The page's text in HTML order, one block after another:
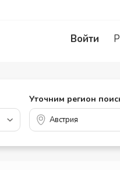
Войти
Уточним регион